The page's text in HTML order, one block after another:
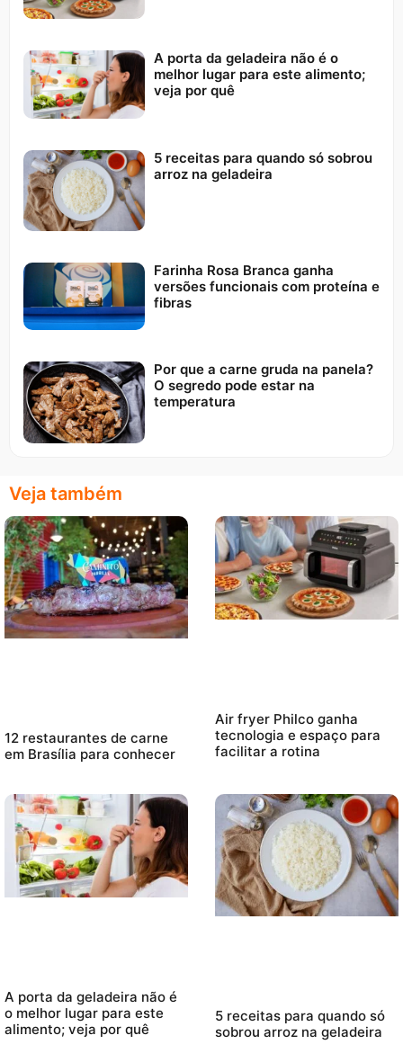
A porta da geladeira não é o
melhor lugar para este alimento;
veja por quê
5 receitas para quando só sobrou
arroz na geladeira
Farinha Rosa Branca ganha
versões funcionais com proteína e
fibras
Por que a carne gruda na panela?
O segredo pode estar na
temperatura
Veja também
12 restaurantes de carne
em Brasília para conhecer
Air fryer Philco ganha
tecnologia e espaço para
facilitar a rotina
A porta da geladeira não é
o melhor lugar para este
alimento; veja por quê
5 receitas para quando só
sobrou arroz na geladeira